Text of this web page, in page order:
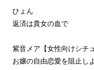
ひょん
返済は貴女の血で
紫音メア【女性向けシチ
お嬢の自由恋愛を阻止し